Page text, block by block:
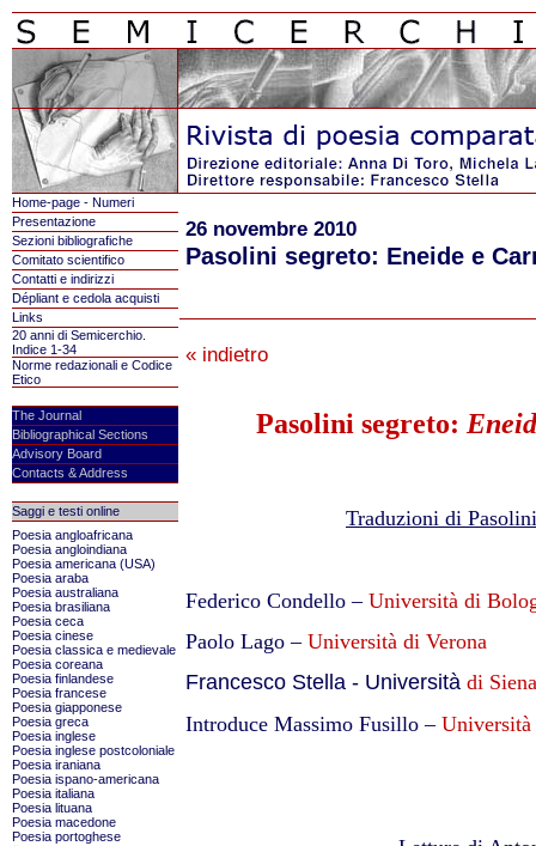
Home-page - Numeri
Presentazione
Sezioni bibliografiche
Comitato scientifico
Contatti e indirizzi
Dépliant e cedola acquisti
Links
20 anni di Semicerchio.
Indice 1-34
Norme redazionali e Codice
Etico
The Journal
Bibliographical Sections
Advisory Board
Contacts & Address
Saggi e testi online
Poesia angloafricana
Poesia angloindiana
Poesia americana (USA)
Poesia araba
Poesia australiana
Poesia brasiliana
Poesia ceca
Poesia cinese
Poesia classica e medievale
Poesia coreana
Poesia finlandese
Poesia francese
Poesia giapponese
Poesia greca
Poesia inglese
Poesia inglese postcoloniale
Poesia iraniana
Poesia ispano-americana
Poesia italiana
Poesia lituana
Poesia macedone
Poesia portoghese
26 novembre 2010
Pasolini segreto: Eneide e
« indietro
Pasolini segreto:
Traduzioni di
Federico Condello – Università di
Paolo Lago – Università di Verona
Francesco Stella - Università di Siena
Introduce Massimo Fusillo –Università